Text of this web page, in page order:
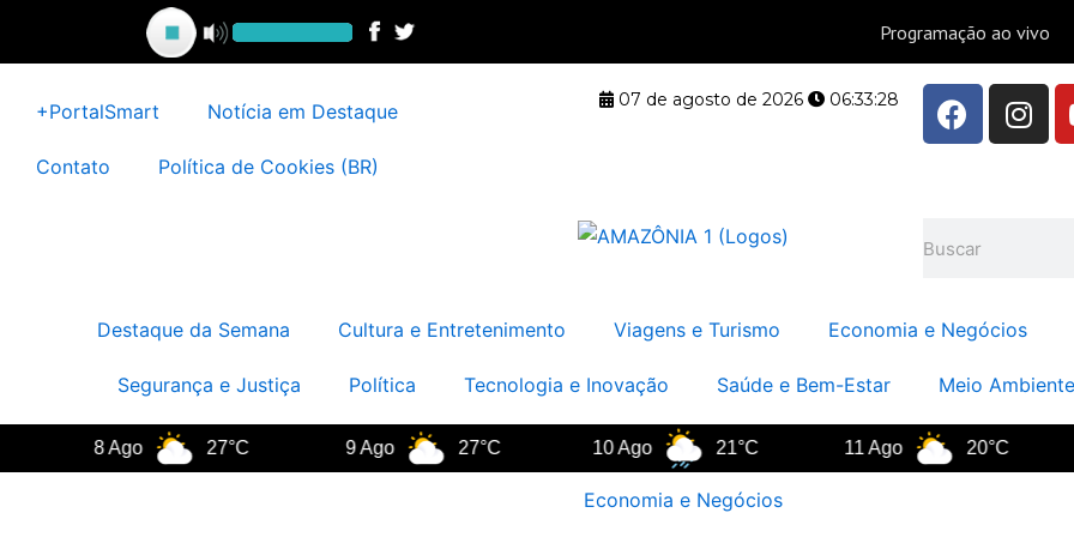
conteúdo
+PortalSmart Notícia em Destaque
Contato Política de Cookies (BR)
07 de agosto de 2026 06:33:29
F
a
o
I
n
m
Destaque da Semana Cultura e Entretenimento Viagens e Turismo Economia e Negócios
Segurança e Justiça Política Tecnologia e Inovação Saúde e Bem-Estar Meio
8 Ago 27°C 9 Ago 27°C 10 Ago 21°C 11 Ago 20°C
Economia e Negócios